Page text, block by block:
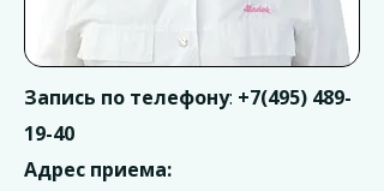
Запись по телефону: +7(495) 489-
19-40
Адрес приема: